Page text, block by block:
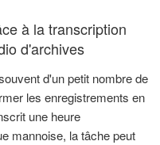
à la transcription
d'archives
d'un petit nombre de
les enregistrements en
une heure
mannoise, la tâche peut